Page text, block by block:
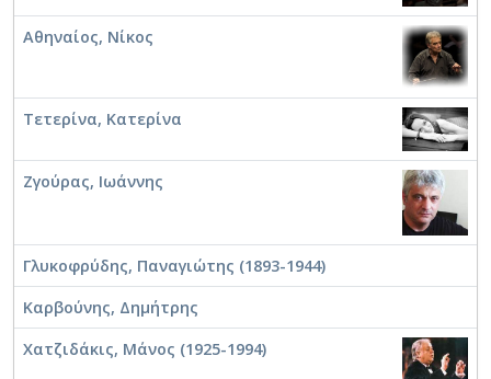
Τραγουδιστής
Τραγουδοποιός
Τσελίστας
Τυμπανίστας
Αθηναίος, Νίκος
Τετερίνα, Κατερίνα
Ζγούρας, Ιωάννης
Γλυκοφρύδης, Παναγιώτης (1893-1944)
Καρβούνης, Δημήτρης
Χατζιδάκις, Μάνος (1925-1994)